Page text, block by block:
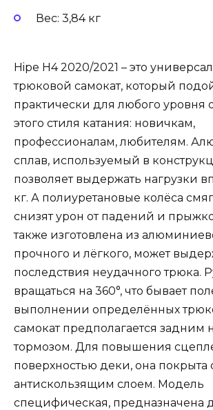
Вес: 3,84 кг
Hipe H4 2020/2021 – это
трюковой самокат, который
практически для любого уровня
этого стиля катания: новичкам,
профессионалам, любителям.
сплав, используемый в
позволяет выдержать нагрузки
кг. А полиуретановые колёса
снизят урон от падений и
также изготовлена из
прочного и лёгкого, может
последствия неудачного трюка.
вращаться на 360°, что бывает
выполнении определённых
самокат предполагается задним
тормозом. Для повышения
поверхностью деки, она
антискользящим слоем. Модель
специфическая, предназначена